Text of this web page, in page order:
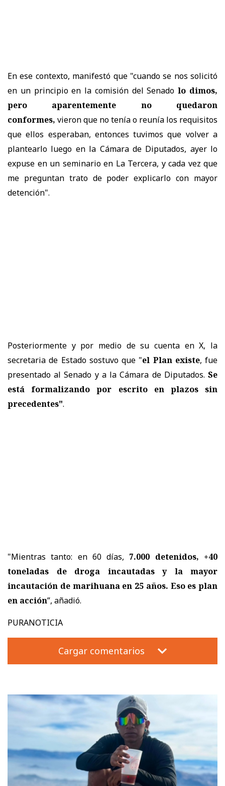
En ese contexto, manifestó que "cuando se nos solicitó
en un principio en la comisión del Senado lo dimos,
pero aparentemente no quedaron
conformes, vieron que no tenía o reunía los requisitos
que ellos esperaban, entonces tuvimos que volver a
plantearlo luego en la Cámara de Diputados, ayer lo
expuse en un seminario en La Tercera, y cada vez que
me preguntan trato de poder explicarlo con mayor
detención".
Posteriormente y por medio de su cuenta en X, la
secretaria de Estado sostuvo que "el Plan existe, fue
presentado al Senado y a la Cámara de Diputados. Se
está formalizando por escrito en plazos sin
precedentes".
"Mientras tanto: en 60 días, 7.000 detenidos, +40
toneladas de droga incautadas y la mayor
incautación de marihuana en 25 años. Eso es plan
en acción”, añadió.
PURANOTICIA
Cargar comentarios